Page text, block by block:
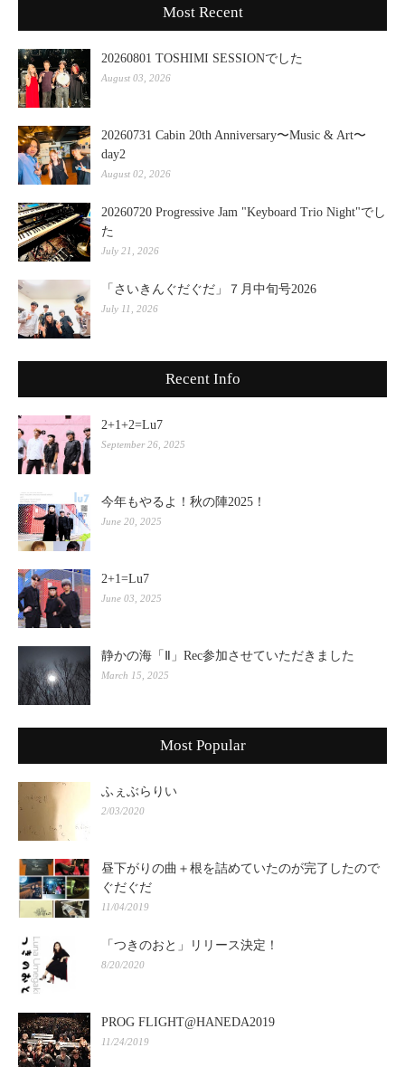
Most Recent
20260801 TOSHIMI SESSIONでした
August 03, 2026
20260731 Cabin 20th Anniversary〜Music & Art〜
day2
August 02, 2026
20260720 Progressive Jam "Keyboard Trio Night"でし
た
July 21, 2026
「さいきんぐだぐだ」７月中旬号2026
July 11, 2026
Recent Info
2+1+2=Lu7
September 26, 2025
今年もやるよ！秋の陣2025！
June 20, 2025
2+1=Lu7
June 03, 2025
静かの海「Ⅱ」Rec参加させていただきました
March 15, 2025
Most Popular
ふぇぶらりい
2/03/2020
昼下がりの曲＋根を詰めていたのが完了したので
ぐだぐだ
11/04/2019
「つきのおと」リリース決定！
8/20/2020
PROG FLIGHT@HANEDA2019
11/24/2019